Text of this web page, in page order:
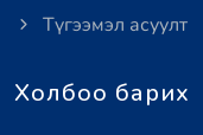
Түгээмэл асуулт
Холбоо барих